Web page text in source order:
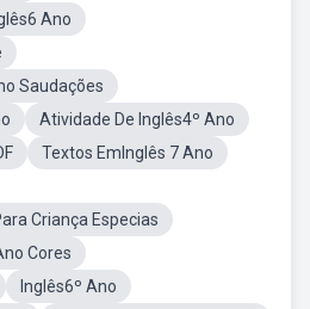
Ano
Saudações
Atividade De Inglês4º Ano
Textos EmInglês 7 Ano
Criança Especias
Cores
Inglês6º Ano